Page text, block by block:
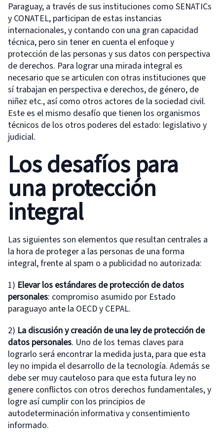
Paraguay, a través de sus instituciones como SENATICs
y CONATEL, participan de estas instancias
internacionales, y contando con una gran capacidad
técnica, pero sin tener en cuenta el enfoque y
protección de las personas y sus datos con perspectiva
de derechos. Para lograr una mirada integral es
necesario que se articulen con otras instituciones que
sí trabajan en perspectiva e derechos, de género, de
niñez etc., así como otros actores de la sociedad civil.
Este es el mismo desafío que tienen los organismos
técnicos de los otros poderes del estado: legislativo y
judicial.
Los desafíos para
una protección
integral
Las siguientes son elementos que resultan centrales a
la hora de proteger a las personas de una forma
integral, frente al spam o a publicidad no autorizada:
1) Elevar los estándares de protección de datos
personales: compromiso asumido por Estado
paraguayo ante la OECD y CEPAL.
2) La discusión y creación de una ley de protección de
datos personales. Uno de los temas claves para
lograrlo será encontrar la medida justa, para que esta
ley no impida el desarrollo de la tecnología. Además se
debe ser muy cauteloso para que esta futura ley no
genere conflictos con otros derechos fundamentales, y
logre así cumplir con los principios de
autodeterminación informativa y consentimiento
informado.